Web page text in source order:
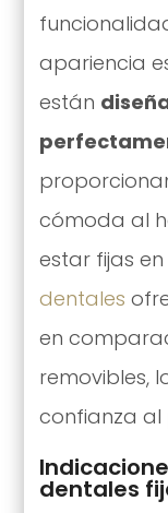
apariencia
están
cómoda al
estar fijas
dentales
en
removibles,
confianza al
dentales